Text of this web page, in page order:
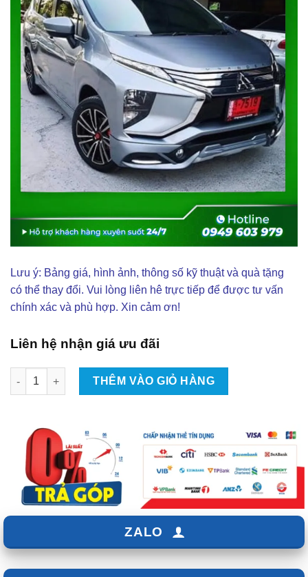
Lưu ý: Bảng giá, hình ảnh, thông số kỹ thuật và quà tặng
có thể thay đổi. Vui lòng liên hê trực tiếp để được tư vấn
chính xác và phù hợp. Xin cảm ơn!
Liên hệ nhận giá ưu đãi
Độ Body Kit Zin Hãng Cho Mitsubishi Xpander 2018 – 2020
THÊM VÀO GIỎ HÀNG
ZALO